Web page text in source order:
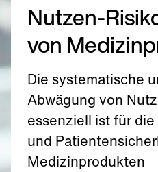
Nutzen-
von
Die systematische
Abwägung von
essenziell ist für
und
Medizinprodukten